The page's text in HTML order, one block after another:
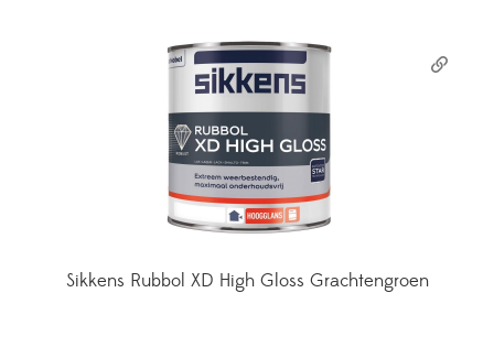
Sikkens Rubbol XD High Gloss Grachtengroen